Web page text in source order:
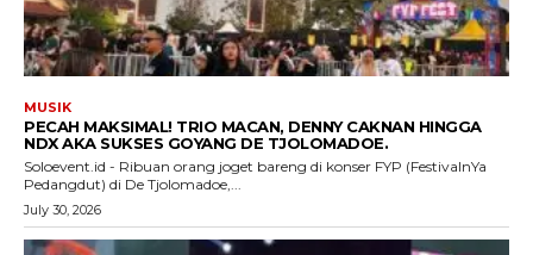
MUSIK
PECAH MAKSIMAL! TRIO MACAN, DENNY CAKNAN HINGGA
NDX AKA SUKSES GOYANG DE TJOLOMADOE.
Soloevent.id - Ribuan orang joget bareng di konser FYP (FestivalnYa
Pedangdut) di De Tjolomadoe,...
July 30, 2026